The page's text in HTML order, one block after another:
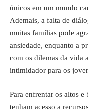
únicos em um mundo
Ademais, a falta de
muitas famílias pode
ansiedade, enquanto a
com os dilemas da vida
intimidador para os
Para enfrentar os altos
tenham acesso a